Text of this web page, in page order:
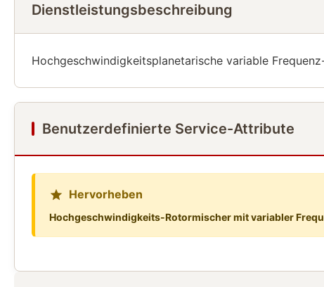
Dienstleistungsbeschreibung
Hochgeschwindigkeitsplanetarische variable
Benutzerdefinierte Service-Attribute
Hervorheben
Hochgeschwindigkeits-Rotormischer mit variabler